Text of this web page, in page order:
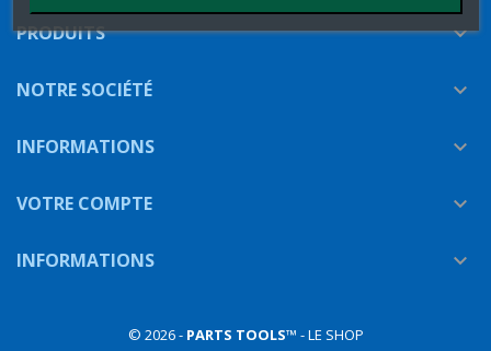
PRODUITS 
NOTRE SOCIÉTÉ 
INFORMATIONS 
VOTRE COMPTE 
INFORMATIONS 
© 2026 - PARTS TOOLS™ - LE SHOP